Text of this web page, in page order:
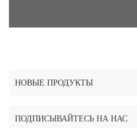
НОВЫЕ ПРОДУКТЫ
ПОДПИСЫВАЙТЕСЬ НА НАС